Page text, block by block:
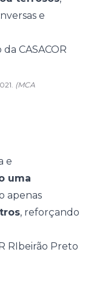
e
(MCA
e
uma
apenas
, reforçando